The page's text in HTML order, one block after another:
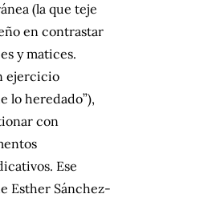
(la que teje
en contrastar
y matices.
ejercicio
lo heredado”),
con
Ese
Esther Sánchez-